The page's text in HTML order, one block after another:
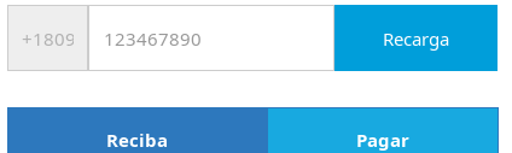
Recarga
Reciba Pagar